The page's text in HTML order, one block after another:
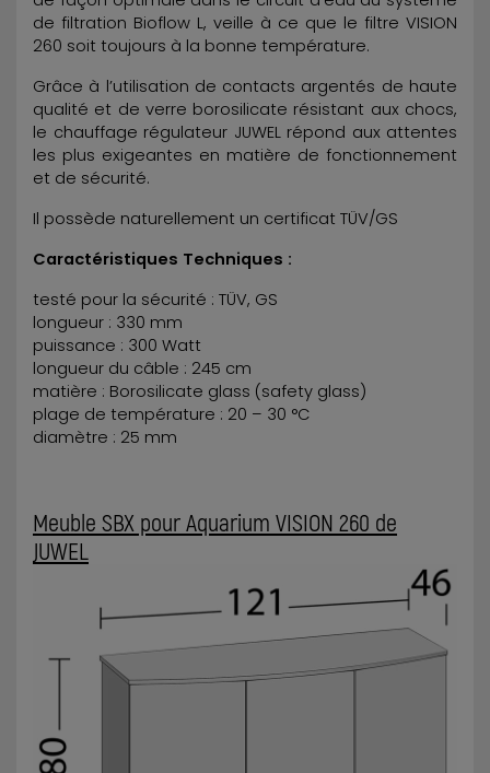
de filtration Bioflow L, veille à ce que le filtre VISION
260 soit toujours à la bonne température.
Grâce à l’utilisation de contacts argentés de haute
qualité et de verre borosilicate résistant aux chocs,
le chauffage régulateur JUWEL répond aux attentes
les plus exigeantes en matière de fonctionnement
et de sécurité.
Il possède naturellement un certificat TÜV/GS
Caractéristiques Techniques :
testé pour la sécurité : TÜV, GS
longueur : 330 mm
puissance : 300 Watt
longueur du câble : 245 cm
matière : Borosilicate glass (safety glass)
plage de température : 20 – 30 °C
diamètre : 25 mm
Meuble SBX pour Aquarium VISION 260 de
JUWEL